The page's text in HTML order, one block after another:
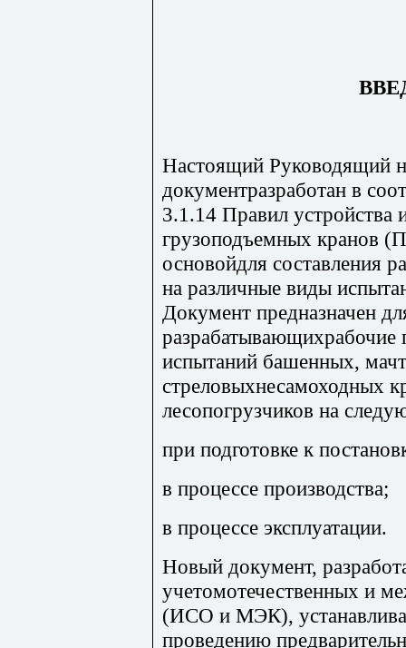
Настоящий Руководящий
документразработан в
3.1.14 Правил устройства
грузоподъемных кранов
основойдля составления
на различные виды
Документ предназначен
испытаний башенных,
стреловыхнесамоходных
лесопогрузчиков на
при подготовке к
в процессе производства;
в процессе эксплуатации.
Новый документ,
учетомотечественных и
(ИСО и МЭК),
проведению